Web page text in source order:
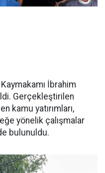
İbrahim
Gerçekleştirilen
kamu yatırımları,
yönelik çalışmalar
bulunuldu.